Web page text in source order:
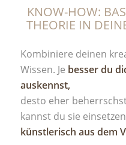
KNOW-HOW:
THEORIE IN
Kombiniere deinen
Wissen. Je besser du
auskennst,
desto eher
kannst du sie
künstlerisch aus dem